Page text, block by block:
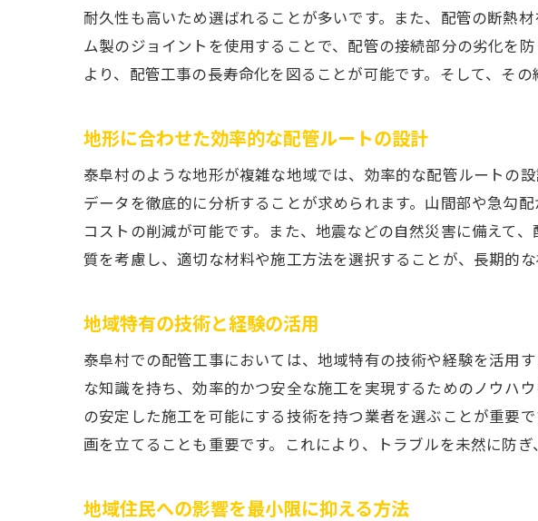
事前加工
時間短縮
事前準備
地域密着
契約前に確
業者選び
技術力と
費用対効
効率的な
長期的な
最新技術
耐久性も高いため選ばれることが多いです。また、配管の断熱
ム製のジョイントを使用することで、配管の接続部分の劣化を
より、配管工事の長寿命化を図ることが可能です。そして、そ
地形に合わせた効率的な配管ルートの設計
泰阜村のような地形が複雑な地域では、効率的な配管ルートの
データを徹底的に分析することが求められます。山間部や急勾
コストの削減が可能です。また、地震などの自然災害に備えて
質を考慮し、適切な材料や施工方法を選択することが、長期的
地域特有の技術と経験の活用
泰阜村での配管工事においては、地域特有の技術や経験を活用
な知識を持ち、効率的かつ安全な施工を実現するためのノウハ
の安定した施工を可能にする技術を持つ業者を選ぶことが重要
画を立てることも重要です。これにより、トラブルを未然に防ぎ
地域住民への影響を最小限に抑える方法